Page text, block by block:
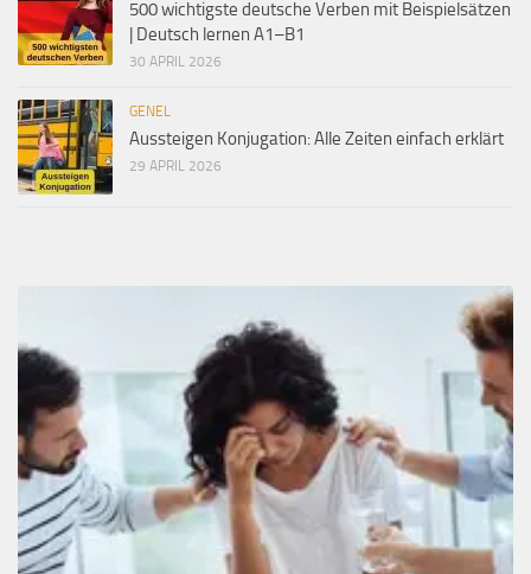
500 wichtigste deutsche Verben mit Beispielsätzen
| Deutsch lernen A1–B1
30 APRIL 2026
GENEL
Aussteigen Konjugation: Alle Zeiten einfach erklärt
29 APRIL 2026